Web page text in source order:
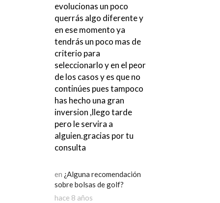
evolucionas un poco
querrás algo diferente y
en ese momento ya
tendrás un poco mas de
criterio para
seleccionarlo y en el peor
de los casos y es que no
continúes pues tampoco
has hecho una gran
inversion ,llego tarde
pero le servira a
alguien.gracias por tu
consulta
en ¿Alguna recomendación
sobre bolsas de golf?
hace 8 años